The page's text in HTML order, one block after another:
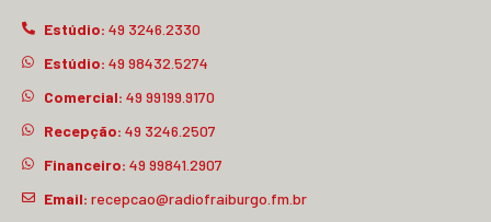
Estúdio: 49 3246.2330
Estúdio: 49 98432.5274
Comercial: 49 99199.9170
Recepção: 49 3246.2507
Financeiro: 49 99841.2907
Email: recepcao@radiofraiburgo.fm.br